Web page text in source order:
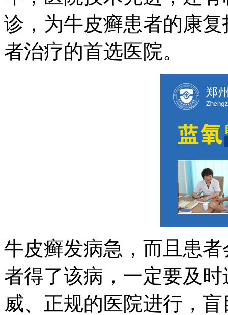
诊，为牛皮癣患者的康
者治疗的首选医院。
牛皮癣发病急，而且患
者得了该病，一定要及
威、正规的医院进行，